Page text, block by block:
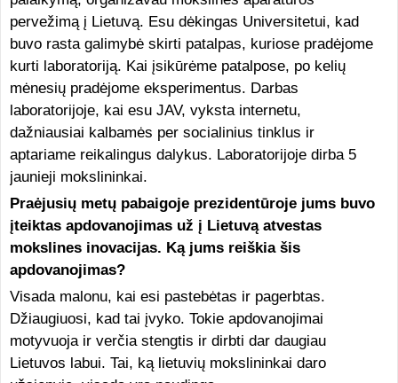
pervežimą į Lietuvą. Esu dėkingas Universitetui, kad
buvo rasta galimybė skirti patalpas, kuriose pradėjome
kurti laboratoriją. Kai įsikūrėme patalpose, po kelių
mėnesių pradėjome eksperimentus. Darbas
laboratorijoje, kai esu JAV, vyksta internetu,
dažniausiai kalbamės per socialinius tinklus ir
aptariame reikalingus dalykus. Laboratorijoje dirba 5
jaunieji mokslininkai.
Praėjusių metų pabaigoje prezidentūroje jums buvo
įteiktas apdovanojimas už į Lietuvą atvestas
mokslines inovacijas. Ką jums reiškia šis
apdovanojimas?
Visada malonu, kai esi pastebėtas ir pagerbtas.
Džiaugiuosi, kad tai įvyko. Tokie apdovanojimai
motyvuoja ir verčia stengtis ir dirbti dar daugiau
Lietuvos labui. Tai, ką lietuvių mokslininkai daro